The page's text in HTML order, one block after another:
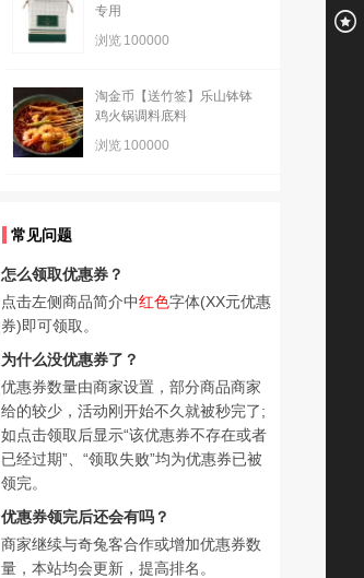
专用
浏览 100000
淘金币【送竹签】乐山钵钵
鸡火锅调料底料
浏览 100000
常见问题
怎么领取优惠券？
点击左侧商品简介中红色字体(XX元优惠
券)即可领取。
为什么没优惠券了？
优惠券数量由商家设置，部分商品商家
给的较少，活动刚开始不久就被秒完了;
如点击领取后显示“该优惠券不存在或者
已经过期”、“领取失败”均为优惠券已被
领完。
优惠券领完后还会有吗？
商家继续与奇兔客合作或增加优惠券数
量，本站均会更新，提高排名。